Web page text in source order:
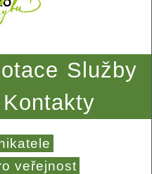
Služby
Kontakty
veřejnost